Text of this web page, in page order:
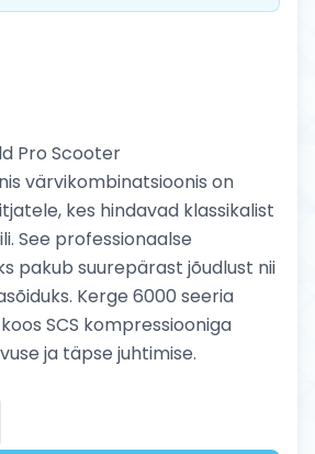
Pro Scooter
värvikombinatsioonis on
kes hindavad klassikalist
See professionaalse
pakub suurepärast jõudlust nii
Kerge 6000 seeria
SCS kompressiooniga
ja täpse juhtimise.